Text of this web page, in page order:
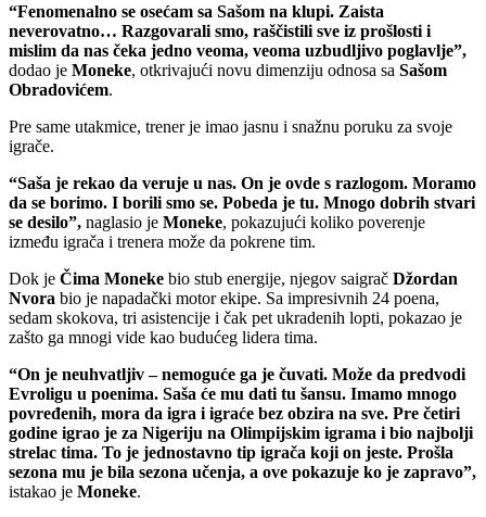
“Fenomenalno se osećam sa Sašom na klupi. Zaista
neverovatno… Razgovarali smo, raščistili sve iz prošlosti i
mislim da nas čeka jedno veoma, veoma uzbudljivo poglavlje”,
dodao je Moneke, otkrivajući novu dimenziju odnosa sa Sašom
Obradovićem.
Pre same utakmice, trener je imao jasnu i snažnu poruku za svoje
igrače.
“Saša je rekao da veruje u nas. On je ovde s razlogom. Moramo
da se borimo. I borili smo se. Pobeda je tu. Mnogo dobrih stvari
se desilo”, naglasio je Moneke, pokazujući koliko poverenje
između igrača i trenera može da pokrene tim.
Dok je Čima Moneke bio stub energije, njegov saigrač Džordan
Nvora bio je napadački motor ekipe. Sa impresivnih 24 poena,
sedam skokova, tri asistencije i čak pet ukradenih lopti, pokazao je
zašto ga mnogi vide kao budućeg lidera tima.
“On je neuhvatljiv – nemoguće ga je čuvati. Može da predvodi
Evroligu u poenima. Saša će mu dati tu šansu. Imamo mnogo
povređenih, mora da igra i igraće bez obzira na sve. Pre četiri
godine igrao je za Nigeriju na Olimpijskim igrama i bio najbolji
strelac tima. To je jednostavno tip igrača koji on jeste. Prošla
sezona mu je bila sezona učenja, a ove pokazuje ko je zapravo”,
istakao je Moneke.